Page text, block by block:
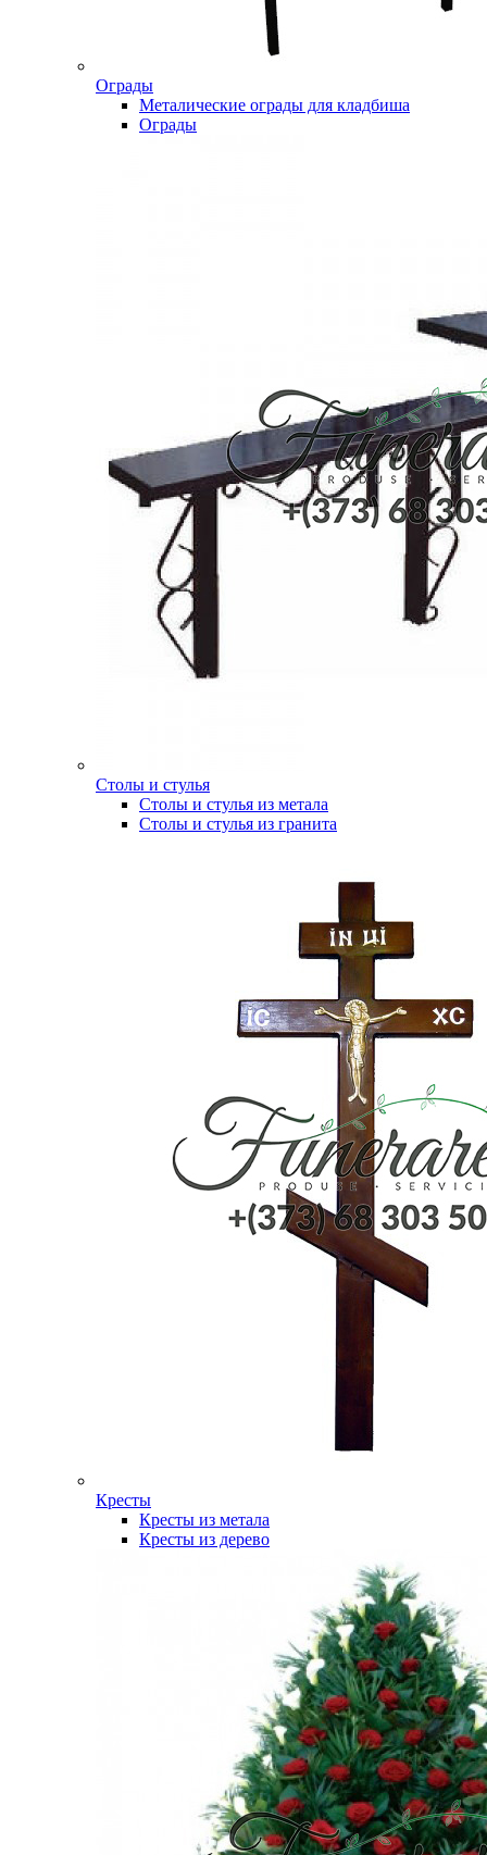
Ограды
Металические ограды для кладбиша
Ограды
Столы и стулья
Столы и стулья из метала
Столы и стулья из гранита
Кресты
Кресты из метала
Кресты из дерево